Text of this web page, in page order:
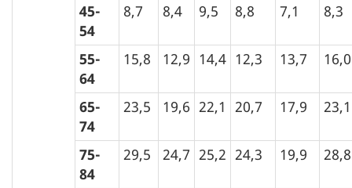
45-
54
8,7 8,4 9,5 8,8 7,1 8,3
55-
64
15,8 12,9 14,4 12,3 13,7 16,0
65-
74
23,5 19,6 22,1 20,7 17,9 23,1
75-
84
29,5 24,7 25,2 24,3 19,9 28,8